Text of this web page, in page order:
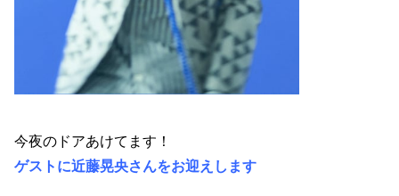
今夜のドアあけてます！
ゲストに近藤晃央さんをお迎えします